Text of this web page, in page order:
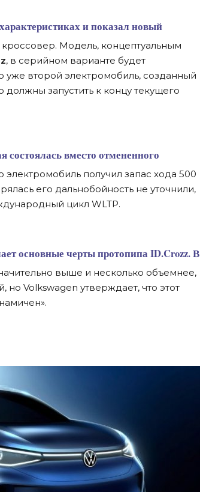
и показал новый
Модель, концептуальным
, в серийном варианте будет
уже второй электромобиль, созданный
должны запустить к концу текущего
вместо отмененного
электромобиль получил запас хода 500
его дальнобойность не уточнили,
цикл WLTP.
основные черты протопипа ID.Crozz. В
выше и несколько объемнее,
Volkswagen утверждает, что этот